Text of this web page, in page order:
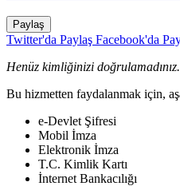
Paylaş
Twitter'da Paylaş Facebook'da
Henüz kimliğinizi
Bu hizmetten faydalanmak için,
e-Devlet Şifresi
Mobil İmza
Elektronik İmza
T.C. Kimlik Kartı
İnternet Bankacılığı